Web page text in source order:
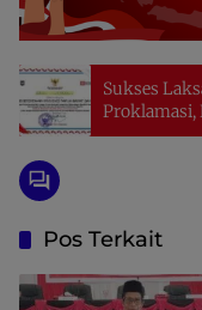
Sukses
Proklamasi,
Pos Terkait